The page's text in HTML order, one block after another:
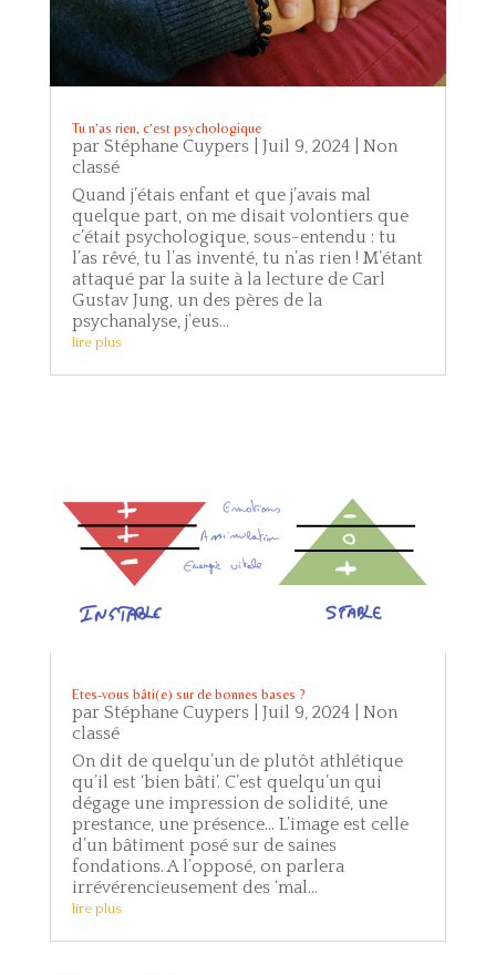
Tu n’as rien, c’est psychologique
par Stéphane Cuypers| Juil 9, 2024| Non
classé
Quand j’étais enfant et que j’avais mal
quelque part, on me disait volontiers que
c’était psychologique, sous-entendu : tu
l’as rêvé, tu l’as inventé, tu n’as rien ! M’étant
attaqué par la suite à la lecture de Carl
Gustav Jung, un des pères de la
psychanalyse, j’eus...
lire plus
Etes-vous bâti(e) sur de bonnes bases ?
par Stéphane Cuypers| Juil 9, 2024| Non
classé
On dit de quelqu’un de plutôt athlétique
qu’il est ‘bien bâti’. C’est quelqu’un qui
dégage une impression de solidité, une
prestance, une présence… L’image est celle
d’un bâtiment posé sur de saines
fondations. A l’opposé, on parlera
irrévérencieusement des ‘mal...
lire plus